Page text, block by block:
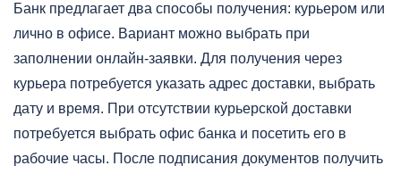
Банк предлагает два способы получения: курьером или
лично в офисе. Вариант можно выбрать при
заполнении онлайн-заявки. Для получения через
курьера потребуется указать адрес доставки, выбрать
дату и время. При отсутствии курьерской доставки
потребуется выбрать офис банка и посетить его в
рабочие часы. После подписания документов получить